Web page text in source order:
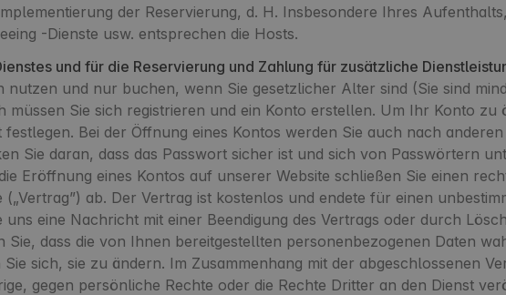
der Reservierung, d. H. Insbesondere Ihres
-Dienste usw. entsprechen die Hosts.
und für die Reservierung und Zahlung für zusätzliche
und nur buchen, wenn Sie gesetzlicher Alter sind (Sie sind
müssen Sie sich registrieren und ein Konto erstellen. Um Ihr Konto
Bei der Öffnung eines Kontos werden Sie auch nach
Sie daran, dass das Passwort sicher ist und sich von Passwörtern
Eröffnung eines Kontos auf unserer Website schließen Sie einen
ab. Der Vertrag ist kostenlos und endete für einen
uns eine Nachricht mit einer Beendigung des Vertrags oder durch
Sie, dass die von Ihnen bereitgestellten personenbezogenen Daten
sich, sie zu ändern. Im Zusammenhang mit der abgeschlossenen
gegen persönliche Rechte oder die Rechte Dritter an den Dienst